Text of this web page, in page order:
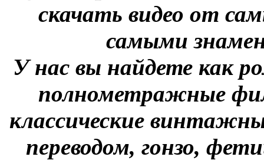
скачать видео от
самыми
У нас вы найдете как
полнометражные
классические
переводом, гонзо,